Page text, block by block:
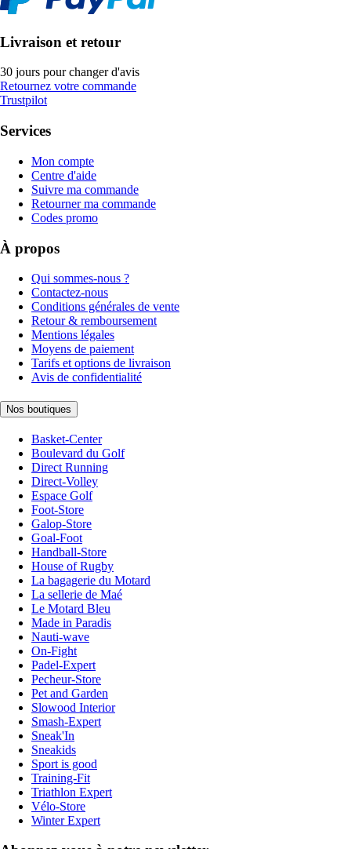
Livraison et retour
30 jours pour changer d'avis
Retournez votre commande
Trustpilot
Services
Mon compte
Centre d'aide
Suivre ma commande
Retourner ma commande
Codes promo
À propos
Qui sommes-nous ?
Contactez-nous
Conditions générales de vente
Retour & remboursement
Mentions légales
Moyens de paiement
Tarifs et options de livraison
Avis de confidentialité
Nos boutiques
Basket-Center
Boulevard du Golf
Direct Running
Direct-Volley
Espace Golf
Foot-Store
Galop-Store
Goal-Foot
Handball-Store
House of Rugby
La bagagerie du Motard
La sellerie de Maé
Le Motard Bleu
Made in Paradis
Nauti-wave
On-Fight
Padel-Expert
Pecheur-Store
Pet and Garden
Slowood Interior
Smash-Expert
Sneak'In
Sneakids
Sport is good
Training-Fit
Triathlon Expert
Vélo-Store
Winter Expert